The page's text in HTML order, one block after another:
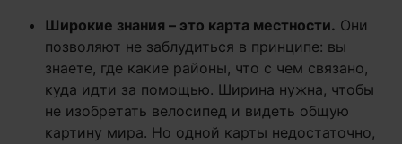
Широкие знания – это карта местности. Они
позволяют не заблудиться в принципе: вы
знаете, где какие районы, что с чем связано,
куда идти за помощью. Ширина нужна, чтобы
не изобретать велосипед и видеть общую
картину мира. Но одной карты недостаточно,